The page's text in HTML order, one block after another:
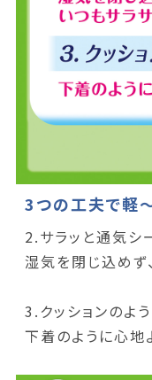
3つの工夫で軽
2.サラッと通気シ
湿気を閉じ込めず
3.クッションのよ
下着のように心地